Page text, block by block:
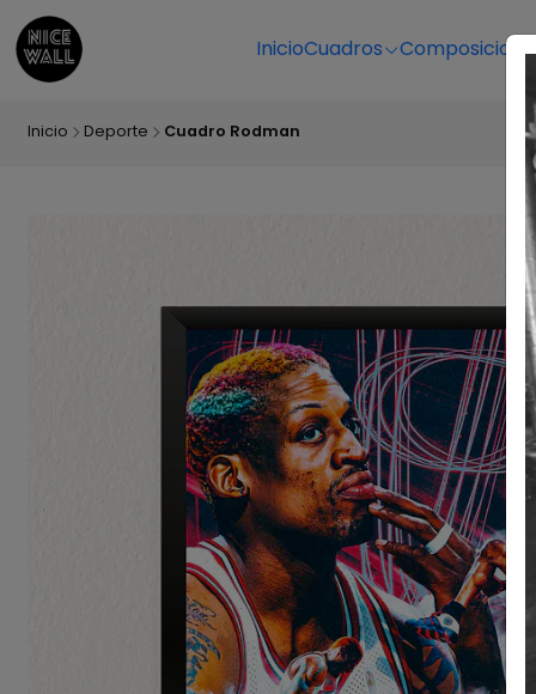
InicioCuadros
Inicio Deporte Cuadro Rodman